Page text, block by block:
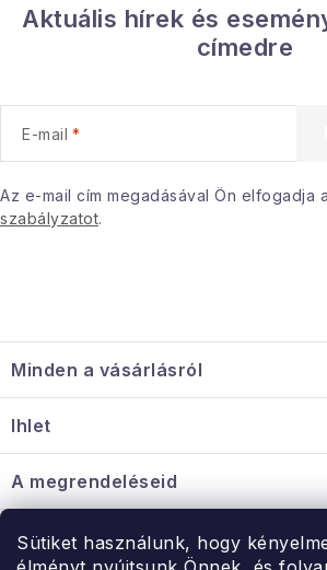
Sütiket használunk, hogy
Aktuális hírek és
címedre
E-mail
Az e-mail cím megadásával Ön elfogadja
szabályzatot.
á
b
é
c
Minden a vásárlásról
Információ a mellékletről
Nagykereskedelmi együttműködés
Ihlet
A megrendeléseid
Érintkezés
Érintkezés